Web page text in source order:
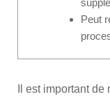
Peut
Il est important